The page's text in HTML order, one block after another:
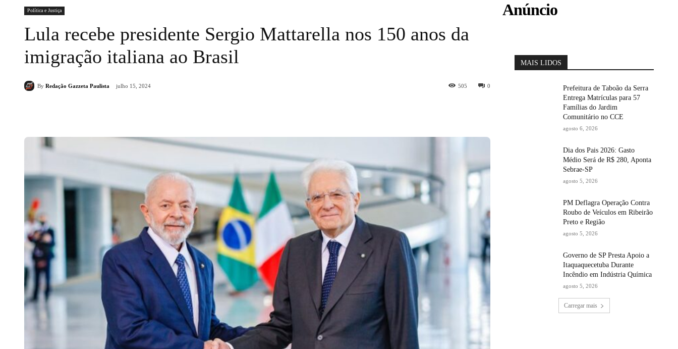
Política e Justiça
Lula recebe presidente Sergio Mattarella nos 150 anos da
imigração italiana ao Brasil
By Redação Gazzeta Paulista julho 15, 2024 0
505
Anúncio
MAIS LIDOS
Prefeitura de Taboão da Serra
Entrega Matrículas para 57
Famílias do Jardim
Comunitário no CCE
agosto 6, 2026
Dia dos Pais 2026: Gasto
Médio Será de R$ 280, Aponta
Sebrae-SP
agosto 5, 2026
PM Deflagra Operação Contra
Roubo de Veículos em Ribeirão
Preto e Região
agosto 5, 2026
Governo de SP Presta Apoio a
Itaquaquecetuba Durante
Incêndio em Indústria Química
agosto 5, 2026
Carregar mais